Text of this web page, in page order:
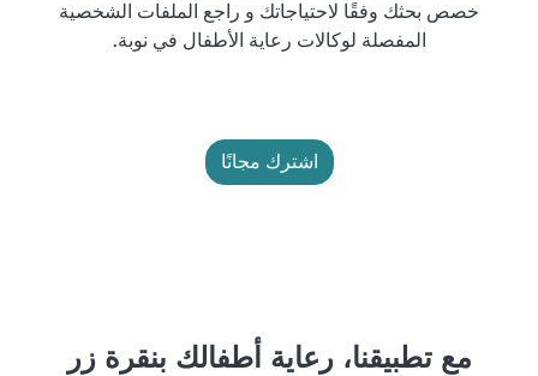
خصص بحثك وفقًا لاحتياجاتك و راجع الملفات الشخصية
المفصلة لوكالات رعاية الأطفال في نوبة.
اشترك مجانًا
مع تطبيقنا، رعاية أطفالك بنقرة زر